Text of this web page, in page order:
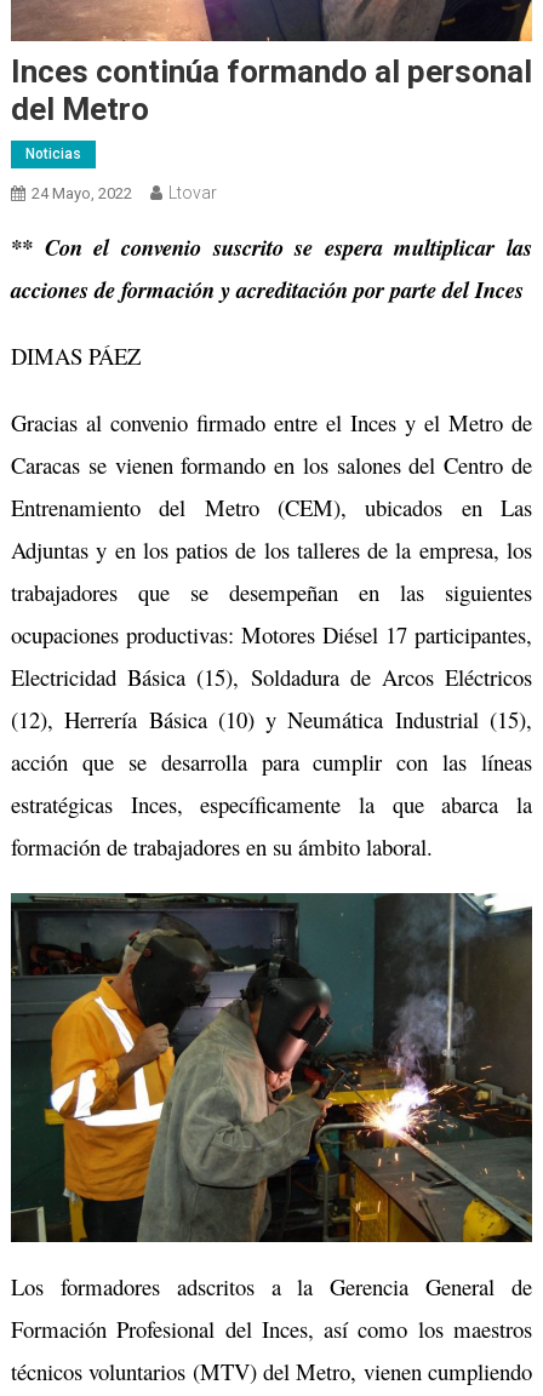
Inces continúa formando al personal
del Metro
Noticias
24 Mayo, 2022 Ltovar
** Con el convenio suscrito se espera multiplicar las
acciones de formación y acreditación por parte del Inces
DIMAS PÁEZ
Gracias al convenio firmado entre el Inces y el Metro de
Caracas se vienen formando en los salones del Centro de
Entrenamiento del Metro (CEM), ubicados en Las
Adjuntas y en los patios de los talleres de la empresa, los
trabajadores que se desempeñan en las siguientes
ocupaciones productivas: Motores Diésel 17 participantes,
Electricidad Básica (15), Soldadura de Arcos Eléctricos
(12), Herrería Básica (10) y Neumática Industrial (15),
acción que se desarrolla para cumplir con las líneas
estratégicas Inces, específicamente la que abarca la
formación de trabajadores en su ámbito laboral.
Los formadores adscritos a la Gerencia General de
Formación Profesional del Inces, así como los maestros
técnicos voluntarios (MTV) del Metro, vienen cumpliendo